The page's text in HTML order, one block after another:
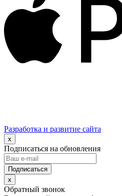
Разработка и развитие сайта
x
Подписаться на обновления
x
Обратный звонок